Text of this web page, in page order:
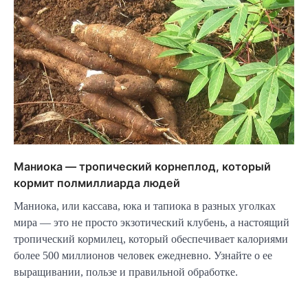
Маниока — тропический корнеплод, который
кормит полмиллиарда людей
Маниока, или кассавa, юка и тапиока в разных уголках
мира — это не просто экзотический клубень, а настоящий
тропический кормилец, который обеспечивает калориями
более 500 миллионов человек ежедневно. Узнайте о ее
выращивании, пользе и правильной обработке.